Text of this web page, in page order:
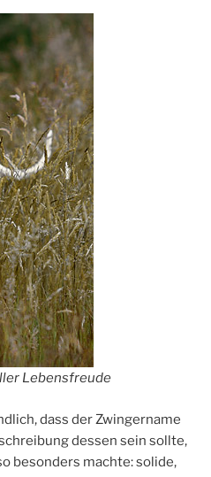
Lebensfreude
dass der Zwingername
dessen sein sollte,
besonders machte: solide,